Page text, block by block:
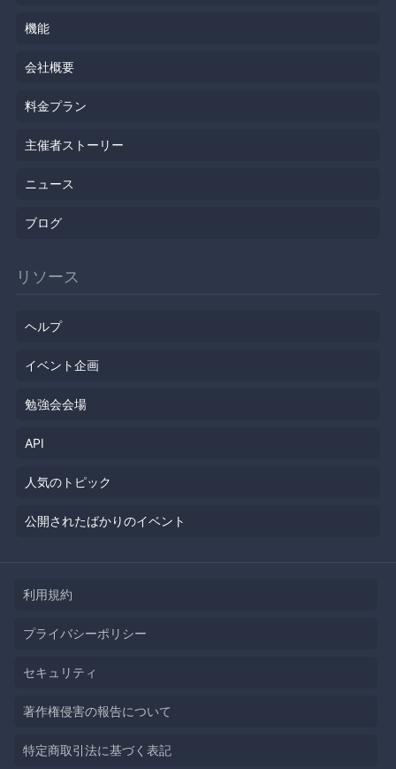
機能
会社概要
料金プラン
主催者ストーリー
ニュース
ブログ
リソース
ヘルプ
イベント企画
勉強会会場
API
人気のトピック
公開されたばかりのイベント
利用規約
プライバシーポリシー
セキュリティ
著作権侵害の報告について
特定商取引法に基づく表記